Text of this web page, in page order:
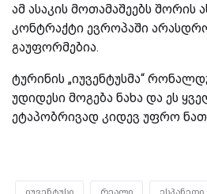
ამ ასაკის მოთამაშეებს შორის
კონტრაქტი ევროპაში
გაუფორმებია.
ტურინის „იუვენტუსმა“
უდიდესი მოგება ნახა და ეს
ეტაპობრივად კიდევ უფრო